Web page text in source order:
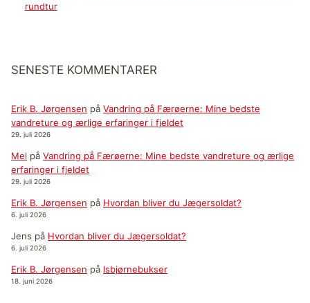
rundtur
SENESTE KOMMENTARER
Erik B. Jørgensen på Vandring på Færøerne: Mine bedste
vandreture og ærlige erfaringer i fjeldet
29. juli 2026
Mel på Vandring på Færøerne: Mine bedste vandreture og ærlige
erfaringer i fjeldet
29. juli 2026
Erik B. Jørgensen på Hvordan bliver du Jægersoldat?
6. juli 2026
Jens på Hvordan bliver du Jægersoldat?
6. juli 2026
Erik B. Jørgensen på Isbjørnebukser
18. juni 2026